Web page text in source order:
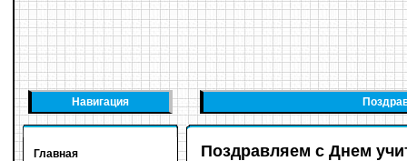
Навигация
Главная
Поздравляем с Днем